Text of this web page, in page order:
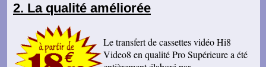
La qualité améliorée
Le transfert de cassettes vidéo Hi8
Video8 en qualité Pro Supérieure a été